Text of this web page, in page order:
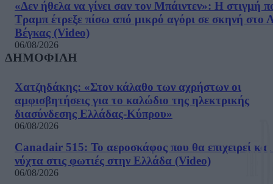
«Δεν ήθελα να γίνει σαν τον Μπάιντεν»: Η στιγμή
Τραμπ έτρεξε πίσω από μικρό αγόρι σε σκηνή στο
Βέγκας (Video)
06/08/2026
ΔΗΜΟΦΙΛΗ
Χατζηδάκης: «Στον κάλαθο των αχρήστων οι
αμφισβητήσεις για το καλώδιο της ηλεκτρικής
διασύνδεσης Ελλάδας-Κύπρου»
06/08/2026
Canadair 515: Το αεροσκάφος που θα επιχειρεί
νύχτα στις φωτιές στην Ελλάδα (Video)
06/08/2026